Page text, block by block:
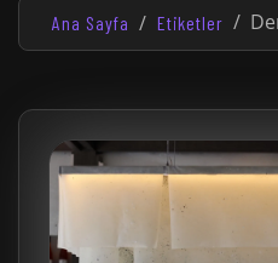
Ana Sayfa Etiketler